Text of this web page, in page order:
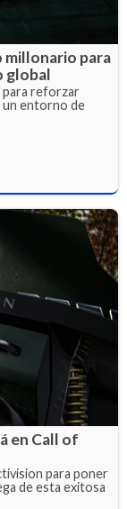
para
global
para reforzar
un entorno de
en Call of
para poner
de esta exitosa